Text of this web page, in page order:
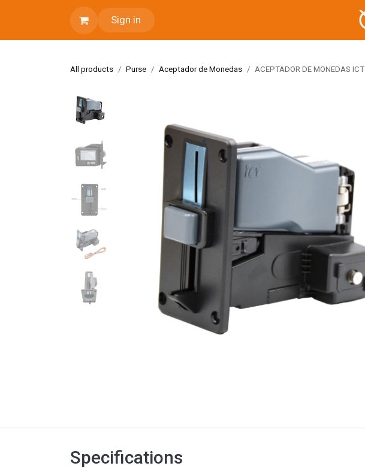
Sign in
All products Purse Aceptador de Monedas ACEPTADOR DE MONEDAS
Specifications